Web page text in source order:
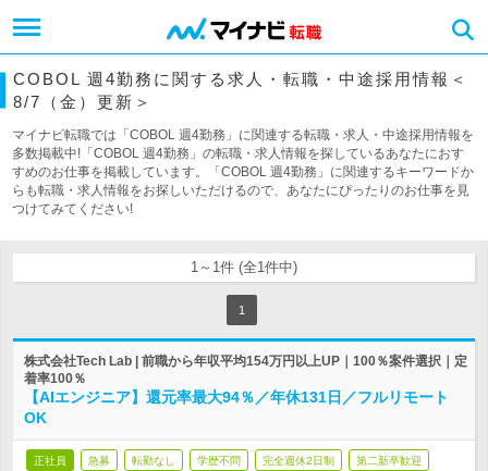
COBOL 週4勤務に関する求人・転職・中途採用情報＜
8/7（金）更新＞
マイナビ転職では「COBOL 週4勤務」に関連する転職・求人・中途採用情報を
多数掲載中!「COBOL 週4勤務」の転職・求人情報を探しているあなたにおす
すめのお仕事を掲載しています。「COBOL 週4勤務」に関連するキーワードか
らも転職・求人情報をお探しいただけるので、あなたにぴったりのお仕事を見
つけてみてください!
1～1件 (全1件中)
1
株式会社Tech Lab | 前職から年収平均154万円以上UP｜100％案件選択｜定
着率100％
【AIエンジニア】還元率最大94％／年休131日／フルリモート
OK
正社員 急募 転勤なし 学歴不問 完全週休2日制 第二新卒歓迎